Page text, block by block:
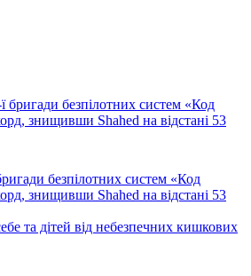
безпілотних систем «Код
знищивши Shahed на відстані 53